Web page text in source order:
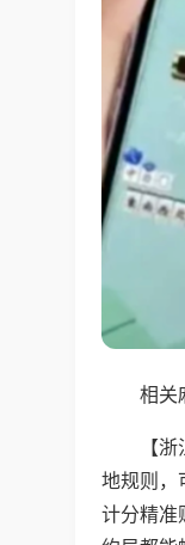
相关
【
地规则，
计分精准